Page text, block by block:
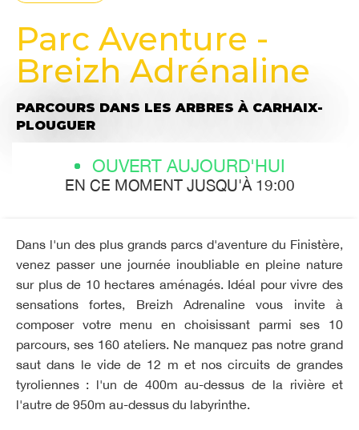
Parc Aventure -
Breizh Adrénaline
PARCOURS DANS LES ARBRES À CARHAIX-
PLOUGUER
OUVERT AUJOURD'HUI
EN CE MOMENT JUSQU'À 19:00
Dans l'un des plus grands parcs d'aventure du Finistère,
venez passer une journée inoubliable en pleine nature
sur plus de 10 hectares aménagés. Idéal pour vivre des
sensations fortes, Breizh Adrenaline vous invite à
composer votre menu en choisissant parmi ses 10
parcours, ses 160 ateliers. Ne manquez pas notre grand
saut dans le vide de 12 m et nos circuits de grandes
tyroliennes : l'un de 400m au-dessus de la rivière et
l'autre de 950m au-dessus du labyrinthe.